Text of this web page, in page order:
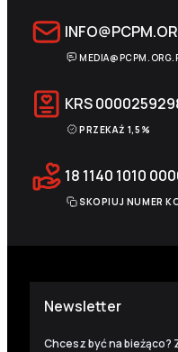
KRS
PRZEKAŻ 1,5%
18 1140 1010
SKOPIUJ NUMER
Newsletter
Chcesz być na bieżąco?